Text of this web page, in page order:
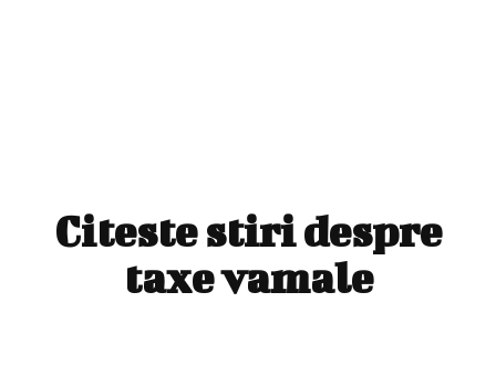
Citeste stiri despre
taxe vamale